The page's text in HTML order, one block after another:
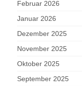
Februar 2026
Januar 2026
Dezember 2025
November 2025
Oktober 2025
September 2025